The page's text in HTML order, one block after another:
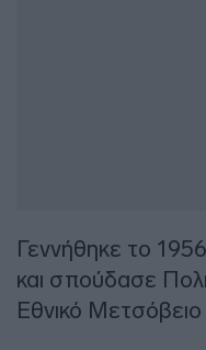
Γεννήθηκε το
και σπούδασε
Εθνικό